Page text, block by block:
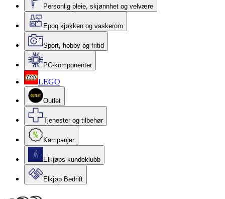
Personlig pleie, skjønnhet og velvære
Epoq kjøkken og vaskerom
Sport, hobby og fritid
PC-komponenter
LEGO
Outlet
Tjenester og tilbehør
Kampanjer
Elkjøps kundeklubb
Elkjøp Bedrift